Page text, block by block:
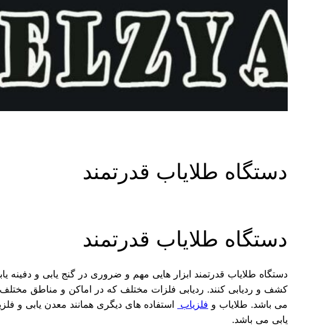
دستگاه طلایاب قدرتمند
دستگاه طلایاب قدرتمند
دستگاه طلایاب قدرتمند ابزار هایی مهم و ضروری در گنج یابی و
کشف و ردیابی کنند. ردیابی فلزات مختلف که در اماکن و مناطق مختلف
می باشد. طلایاب و فلزیاب استفاده های دیگری همانند معدن یابی و
یابی می باشد.